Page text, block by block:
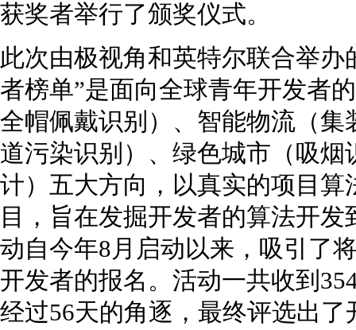
获奖者举行了颁奖仪式。
此次由极视角和英特尔联合举办
者榜单”是面向全球青年开发者
全帽佩戴识别）、智能物流（
道污染识别）、绿色城市（吸
计）五大方向，以真实的项目
目，旨在发掘开发者的算法开
动自今年8月启动以来，吸引了
开发者的报名。活动一共收到
经过56天的角逐，最终评选出了